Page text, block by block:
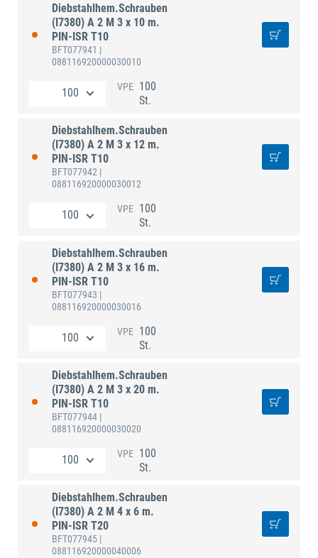
Diebstahlhem.Schrauben
(I7380) A 2 M 3 x 10 m.
PIN-ISR T10
BFT077941 |
088116920000030010
VPE 100
St.
Diebstahlhem.Schrauben
(I7380) A 2 M 3 x 12 m.
PIN-ISR T10
BFT077942 |
088116920000030012
VPE 100
St.
Diebstahlhem.Schrauben
(I7380) A 2 M 3 x 16 m.
PIN-ISR T10
BFT077943 |
088116920000030016
VPE 100
St.
Diebstahlhem.Schrauben
(I7380) A 2 M 3 x 20 m.
PIN-ISR T10
BFT077944 |
088116920000030020
VPE 100
St.
Diebstahlhem.Schrauben
(I7380) A 2 M 4 x 6 m.
PIN-ISR T20
BFT077945 |
088116920000040006